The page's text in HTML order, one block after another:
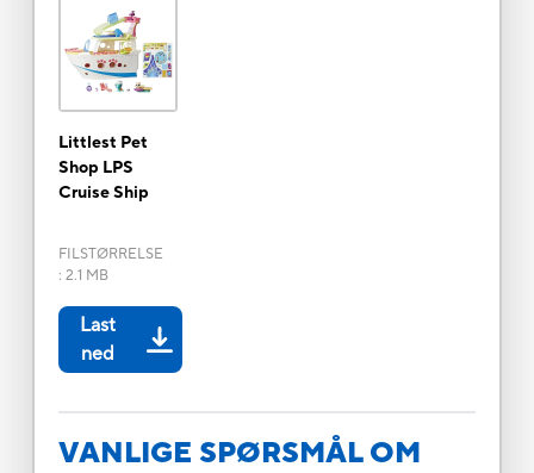
Littlest Pet
Shop LPS
Cruise Ship
FILSTØRRELSE
: 2.1 MB
Last
ned
VANLIGE SPØRSMÅL OM